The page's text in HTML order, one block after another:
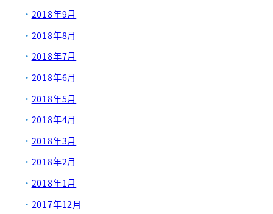
2018年9月
2018年8月
2018年7月
2018年6月
2018年5月
2018年4月
2018年3月
2018年2月
2018年1月
2017年12月